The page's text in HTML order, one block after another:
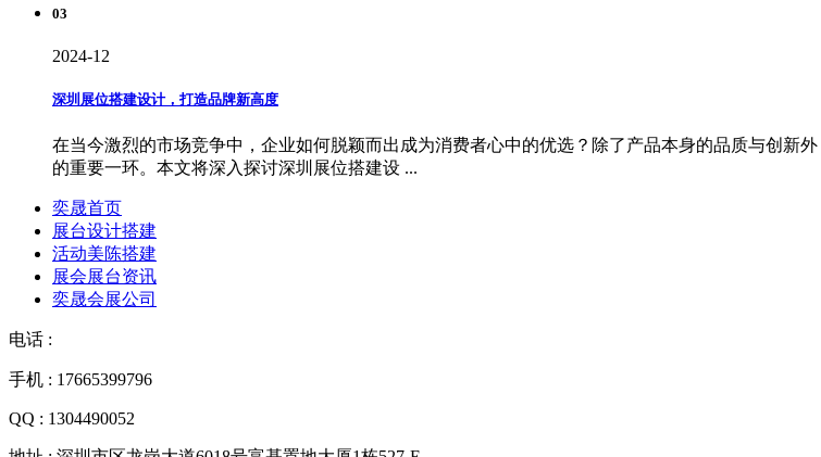
03
2024-12
深圳展位搭建设计，打造品牌新高度
在当今激烈的市场竞争中，企业如何脱颖而出成为消费者心中的优选？除了产品本身的品质与创新
的重要一环。本文将深入探讨深圳展位搭建设 ...
奕晟首页
展台设计搭建
活动美陈搭建
展会展台资讯
奕晟会展公司
电话 :
手机 : 17665399796
QQ : 1304490052